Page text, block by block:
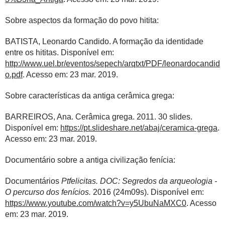
Sobre aspectos da formação do povo hitita:
BATISTA, Leonardo Candido. A formação da identidade
entre os hititas. Disponível em:
http://www.uel.br/eventos/sepech/arqtxt/PDF/leonardocandid
o.pdf. Acesso em: 23 mar. 2019.
Sobre características da antiga cerâmica grega:
BARREIROS, Ana. Cerâmica grega. 2011. 30 slides.
Disponível em: https://pt.slideshare.net/abaj/ceramica-grega.
Acesso em: 23 mar. 2019.
Documentário sobre a antiga civilização fenícia:
Documentários Ptfelicitas. DOC: Segredos da arqueologia -
O percurso dos fenícios. 2016 (24m09s). Disponível em:
https://www.youtube.com/watch?v=y5UbuNaMXC0. Acesso
em: 23 mar. 2019.